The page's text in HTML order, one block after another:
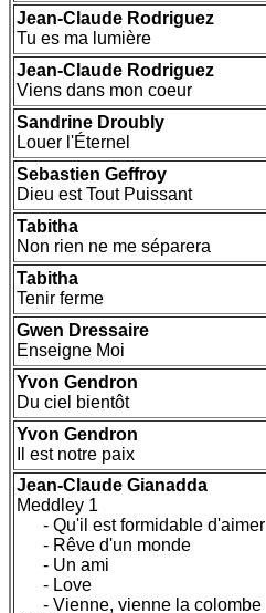
Jean-Claude Rodriguez
Tu es ma lumière
Jean-Claude Rodriguez
Viens dans mon coeur
Sandrine Droubly
Louer l'Éternel
Sebastien Geffroy
Dieu est Tout Puissant
Tabitha
Non rien ne me séparera
Tabitha
Tenir ferme
Gwen Dressaire
Enseigne Moi
Yvon Gendron
Du ciel bientôt
Yvon Gendron
Il est notre paix
Jean-Claude Gianadda
Meddley 1
- Qu'il est formidable d'aimer
- Rêve d'un monde
- Un ami
- Love
- Vienne, vienne la colombe